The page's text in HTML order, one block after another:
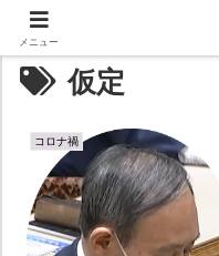
仮定
コロナ禍
メニュー